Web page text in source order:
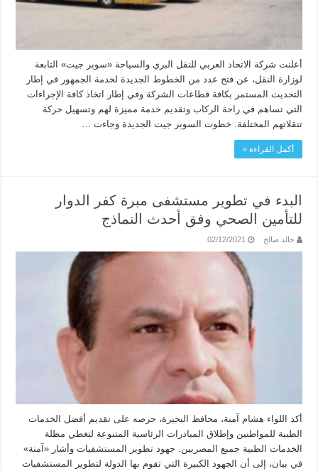
أعلنت شركة الاتحاد العربي للنقل البري والسياحة «سوبر جيت» التابعة
لوزارة النقل، عن فتح عدد من الخطوط الجديدة لخدمة الجمهور في إطار
التحديث المستمر بكافة قطاعات الشركة وفي إطار اتخاذ كافة الإجراءات
التي تساهم في راحة الركاب وتقديم خدمة مميزة لهم وتسهيل حركة
تنقلاتهم المختلفة. خطوت السوبر جيت الجديدة وجاءت …
أكمل القراءة »
البدء في تطوير مستشفى مبرة كفر الدوار
للتأمين الصحي وفق أحدث النماذج
خالد صالح 02/12/2021
أكد اللواء هشام آمنة، محافظ البحيرة، حرصه على تقديم أفضل الخدمات
الطبية للمواطنين وإطلاق المبادرات الرئاسية المتنوعة لتغطي مظلة
الخدمات الطبية جميع المصريين. جهود تطوير المستشفيات وأشار «آمنة»
في بيان، إلى أن الجهود الكبيرة التي تقوم بها الدولة لتطوير المستشفيات